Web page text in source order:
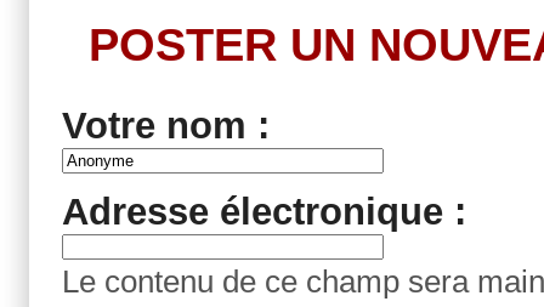
POSTER UN
Votre nom :
Adresse électronique :
Le contenu de ce champ sera